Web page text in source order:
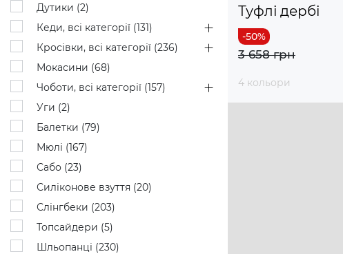
Дутики (2)
Кеди, всі категорії (131)
Кросівки, всі категорії (236)
Мокасини (68)
Чоботи, всі категорії (157)
Уги (2)
Балетки (79)
Мюлі (167)
Сабо (23)
Силіконове взуття (20)
Слінгбеки (203)
Топсайдери (5)
Шльопанці (230)
Туфлі дербі
3 658 грн
4 кольори